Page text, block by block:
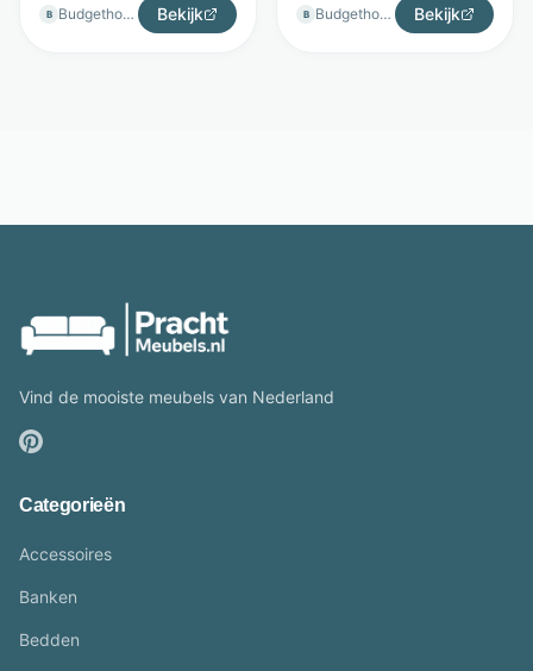
B Budgethomestore Bekijk B Budgethomestore Bekijk
Vind de mooiste meubels van Nederland
Categorieën
Accessoires
Banken
Bedden